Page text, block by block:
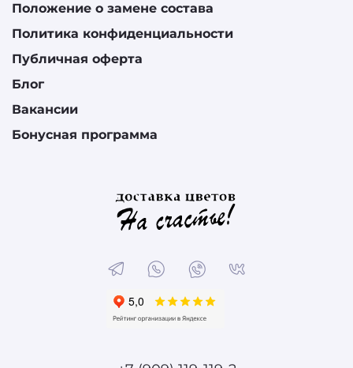
Положение о замене состава
Политика конфиденциальности
Публичная оферта
Блог
Вакансии
Бонусная программа